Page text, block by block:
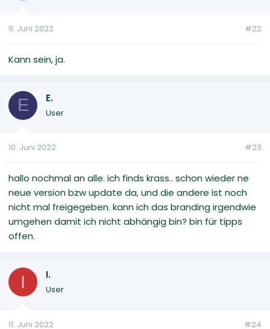
9. Juni 2022 #22
Kann sein, ja.
E E.
User
10. Juni 2022 #23
hallo nochmal an alle. ich finds krass.. schon wieder ne
neue version bzw update da, und die andere ist noch
nicht mal freigegeben. kann ich das branding irgendwie
umgehen damit ich nicht abhängig bin? bin für tipps
offen.
I I.
User
11. Juni 2022 #24